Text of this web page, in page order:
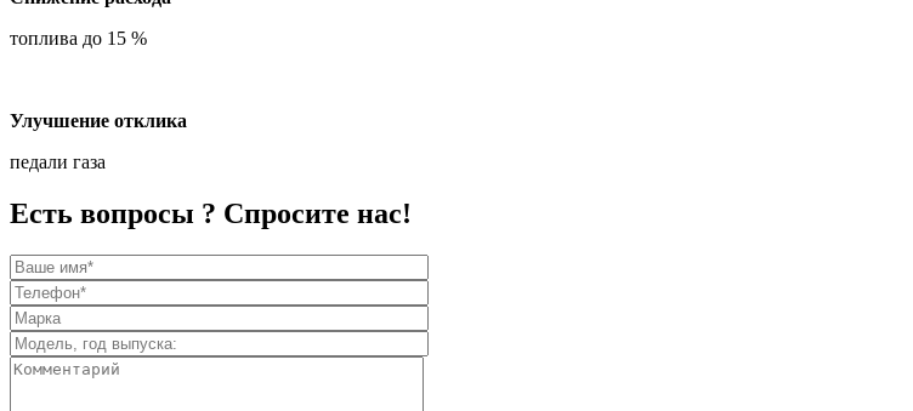
топлива до 15 %
Улучшение отклика
педали газа
Есть вопросы ? Спросите нас!